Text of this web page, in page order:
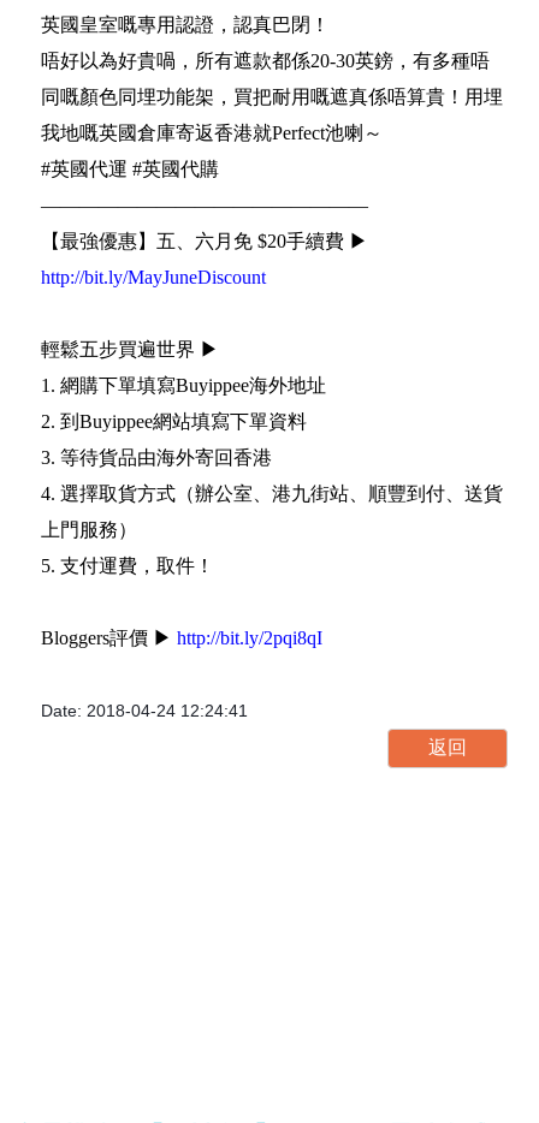
英國皇室嘅專用認證，認真巴閉！
唔好以為好貴喎，所有遮款都係20-30英鎊，有多種唔
同嘅顏色同埋功能架，買把耐用嘅遮真係唔算貴！用埋
我地嘅英國倉庫寄返香港就Perfect池喇～
#英國代運 #英國代購
—————————————————
【最強優惠】五、六月免 $20手續費 ▶
http://bit.ly/MayJuneDiscount
輕鬆五步買遍世界 ▶
1. 網購下單填寫Buyippee海外地址
2. 到Buyippee網站填寫下單資料
3. 等待貨品由海外寄回香港
4. 選擇取貨方式（辦公室、港九街站、順豐到付、送貨
上門服務）
5. 支付運費，取件！
Bloggers評價 ▶ http://bit.ly/2pqi8qI
Date: 2018-04-24 12:24:41